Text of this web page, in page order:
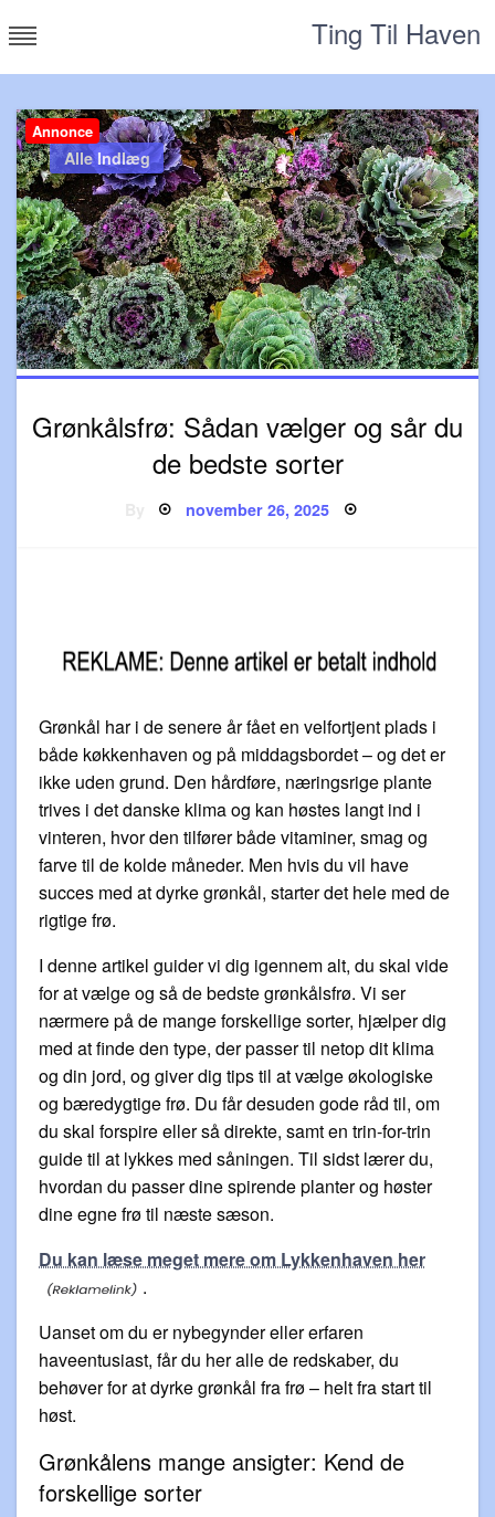
to
Ting Til Haven
Annonce
Alle Indlæg
Grønkålsfrø: Sådan vælger og sår du
de bedste sorter
Posted
on
november 26, 2025
Grønkål har i de senere år fået en velfortjent plads i
både køkkenhaven og på middagsbordet – og det er
ikke uden grund. Den hårdføre, næringsrige plante
trives i det danske klima og kan høstes langt ind i
vinteren, hvor den tilfører både vitaminer, smag og
farve til de kolde måneder. Men hvis du vil have
succes med at dyrke grønkål, starter det hele med de
rigtige frø.
I denne artikel guider vi dig igennem alt, du skal vide
for at vælge og så de bedste grønkålsfrø. Vi ser
nærmere på de mange forskellige sorter, hjælper dig
med at finde den type, der passer til netop dit klima
og din jord, og giver dig tips til at vælge økologiske
og bæredygtige frø. Du får desuden gode råd til, om
du skal forspire eller så direkte, samt en trin-for-trin
guide til at lykkes med såningen. Til sidst lærer du,
hvordan du passer dine spirende planter og høster
dine egne frø til næste sæson.
Du kan læse meget mere om Lykkenhaven her
.
Uanset om du er nybegynder eller erfaren
haveentusiast, får du her alle de redskaber, du
behøver for at dyrke grønkål fra frø – helt fra start til
høst.
Grønkålens mange ansigter: Kend de
forskellige sorter